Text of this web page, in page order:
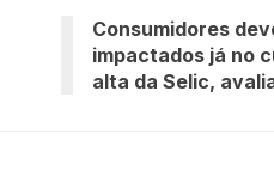
Consumidores
impactados já no
alta da Selic,